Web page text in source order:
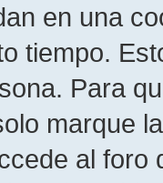
en una
tiempo.
Para
marque
al foro